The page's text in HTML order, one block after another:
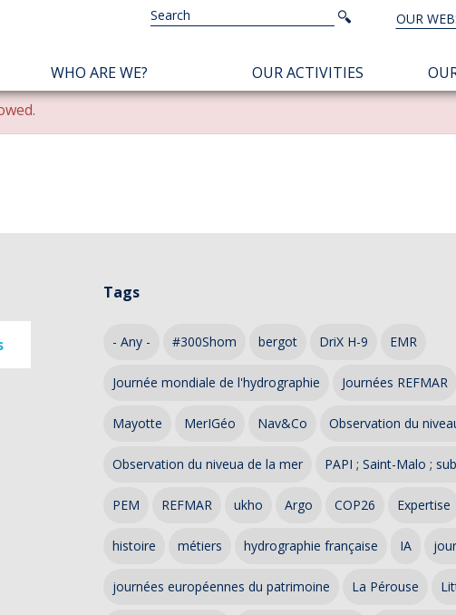
TOUS
NOS
SITES
OUR
Search
Search
NAVIGATION
WHO ARE WE? OUR ACTIVITIES
Tags
- Any - #300Shom bergot DriX H-9 EMR
Journée mondiale de l'hydrographie Journées REFMAR
Mayotte MerIGéo Nav&Co Observation du
Observation du niveua de la mer PAPI ; Saint-Malo ;
PEM REFMAR ukho Argo COP26 Expertise
histoire métiers hydrographie française IA
journées européennes du patrimoine La Pérouse